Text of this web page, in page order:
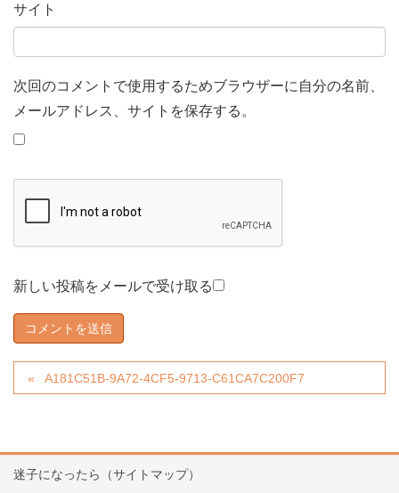
サイト
次回のコメントで使用するためブラウザーに自分の名前、
メールアドレス、サイトを保存する。
新しい投稿をメールで受け取る
A181C51B-9A72-4CF5-9713-C61CA7C200F7
迷子になったら（サイトマップ）